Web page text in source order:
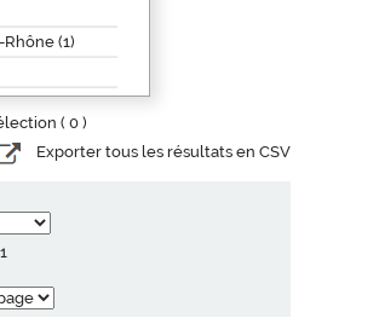
(1)
( 0 )
Exporter tous les résultats en CSV